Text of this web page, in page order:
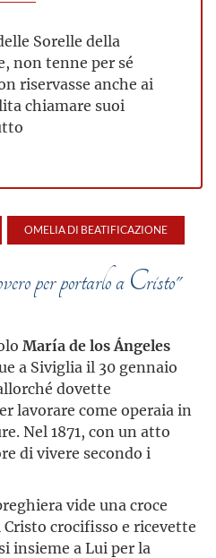
Sorelle della
non tenne per sé
riservasse anche ai
chiamare suoi
OMELIA DI BEATIFICAZIONE
per portarlo a Cristo"
María de los Ángeles
a Siviglia il 30 gennaio
dovette
lavorare come operaia in
Nel 1871, con un atto
di vivere secondo i
vide una croce
crocifisso e ricevette
insieme a Lui per la